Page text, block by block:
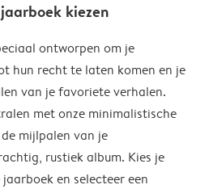
kiezen
ontworpen om je
hun recht te laten komen en je
van je favoriete verhalen.
met onze minimalistische
mijlpalen van je
rustiek album. Kies je
en selecteer een